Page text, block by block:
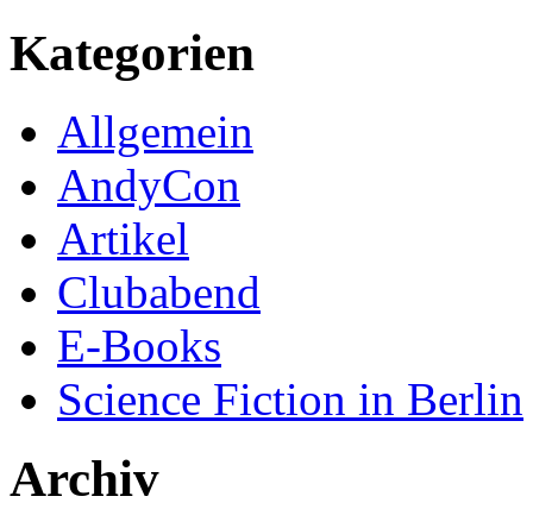
Kategorien
Allgemein
AndyCon
Artikel
Clubabend
E-Books
Science Fiction in Berlin
Archiv